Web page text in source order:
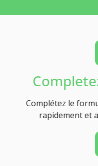
Complétez le
rapidement et